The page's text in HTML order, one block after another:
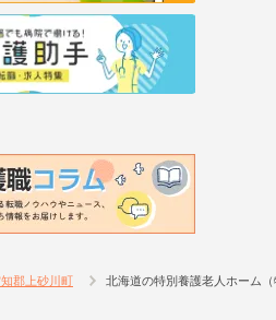
知郡上砂川町 北海道の特別養護老人ホーム